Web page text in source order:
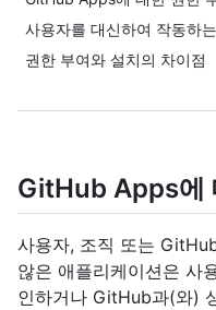
사용자를 대신하여 작동하
권한 부여와 설치의 차이점
GitHub Apps에
사용자, 조직 또는
않은 애플리케이션은 사
인하거나 GitHub과(와)